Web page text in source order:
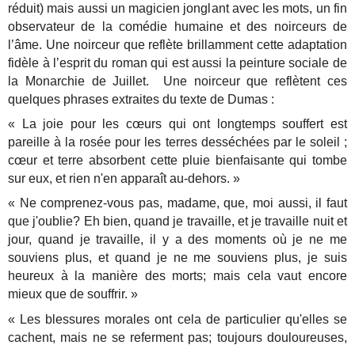
réduit) mais aussi un magicien jonglant avec les mots, un fin
observateur de la comédie humaine et des noirceurs de
l’âme. Une noirceur que reflète brillamment cette adaptation
fidèle à l’esprit du roman qui est aussi la peinture sociale de
la Monarchie de Juillet. Une noirceur que reflètent ces
quelques phrases extraites du texte de Dumas :
« La joie pour les cœurs qui ont longtemps souffert est
pareille à la rosée pour les terres desséchées par le soleil ;
cœur et terre absorbent cette pluie bienfaisante qui tombe
sur eux, et rien n'en apparaît au-dehors. »
« Ne comprenez-vous pas, madame, que, moi aussi, il faut
que j'oublie? Eh bien, quand je travaille, et je travaille nuit et
jour, quand je travaille, il y a des moments où je ne me
souviens plus, et quand je ne me souviens plus, je suis
heureux à la manière des morts; mais cela vaut encore
mieux que de souffrir. »
« Les blessures morales ont cela de particulier qu'elles se
cachent, mais ne se referment pas; toujours douloureuses,